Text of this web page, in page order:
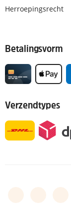
Herroepingsrecht
Betalingsvorm
Verzendtypes